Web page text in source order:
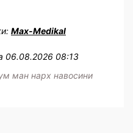
Max-Medikal
06.08.2026 08:13
ман нарх навосини